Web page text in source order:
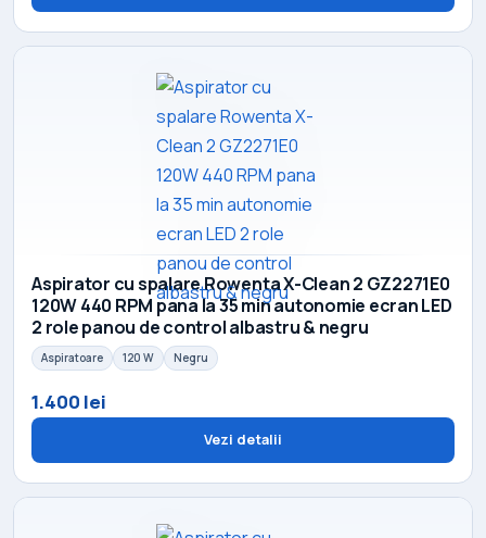
Aspirator cu spalare Rowenta X-Clean 2 GZ2271E0
120W 440 RPM pana la 35 min autonomie ecran LED
2 role panou de control albastru & negru
Aspiratoare 120 W Negru
1.400 lei
Vezi detalii